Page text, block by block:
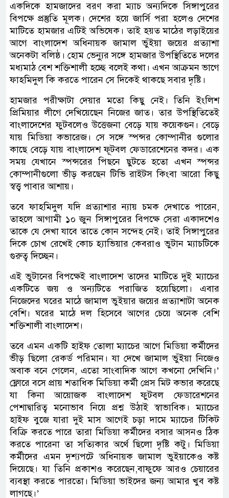
একদিকে হামজাদের বরণ করা ম্যাচ অন্যদিকে সিঙ্গাপুরের
বিপক্ষে প্রস্তুতি মূলক। দেশের হয়ে জার্সি পরা হলেও দেশের
মাটিতে হামজার এটিই অভিষেক। তাই হয়ত মাঠের লড়াইয়ের
আগে বাংলাদেশ অধিনায়ক জামাল ভুঁইয়া জয়ের প্রত্যাশা
অনেকটা বলিষ্ঠ। হোম ভেন্যুর সঙ্গে হামজার উপস্থিতিতে দলের
মধ্যমাঠ বেশ শক্তিশালী হচ্ছে বলেই কথা। এখন আক্রমন ভাগে
ফাহমিদুল কি করতে পারেন সে দিকেই থাকছে সবার ‍দৃষ্টি।
হামজার পরীক্ষাটা দেয়ার মতো কিছু নেই। তিনি ইংলিশ
প্রিমিয়ার লীগে দেখিয়েছেন নিজের জাত। তার উপস্থিতিতেই
বাংলাদেশের ফুটবলেও উত্তেজনা বেড়ে যায় কয়েকগুন। বেড়ে
যায় মিডিয়া কভারেজ। সে সঙ্গে স্পন্সর কোম্পানীর গুলোর
কাছে বেড়ে যায় বাংলাদেশ ফূটবল ফেডারেশেনের কদর। এক
সময় যেখানে স্পন্সরের পিছনে ছুটতে হতো এখন স্পন্সর
কোম্পানীগুলো ভীড় করছেন টিভি রাইটস কিংবা আরো কিছু
স্বত্ত্ব পাবার আশায়।
তবে ফাহমিদুল যদি প্রত্যাশার ন্যায় চমক দেখাতে পারেন,
তাহলে আগামী ১০ জুন সিঙ্গাপুরের বিপক্ষে সেরা একাদশেও
তাকে যে দেখা যাবে তাতে কোন সন্দেহ নেই। তাই সিঙ্গাপুরের
দিকে চোখ রেখেই কোচ হ্যাভিয়ার কেবরাও ভুটান ম্যাচটিকে
গুরুত্ব দিচ্ছেন।
এই ভুটানের বিপক্ষেই বাংলাদেশ তাদের মাটিতে দুই ম্যাচের
একটিতে জয় ও অন্যটিতে পরাজিত হয়েছিলো। এবার
নিজেদের ঘরের মাঠে জামাল ভুইয়ার জয়ের প্রত্যাশাটা অনেক
বেশি। ঘরের মাঠে দল হিসেবে আগের চেয়ে অনেক বেশি
শক্তিশালী বাংলাদেশ।
তবে এমন একটি হাইফ তোলা ম্যাচের আগে মিডিয়া কর্মীদের
ভীড় ছিলো রেকর্ড পরিমান। যা দেখে জামাল ভুঁইয়া নিজেও
অবাক বনে গেলেন, এতো সাংবাদিক আগে কখনো দেখিনি।’
ফ্লোরে বসে প্রায় শতাধিক মিডিয়া কর্মী প্রেস মিট কভার করেছে
যা কিনা আয়োজক বাংলাদেশ ফুটবল ফেডারেশনের
পেশাদ্বারিত্ব মনোভাব নিয়ে প্রশ্ন উঠাই স্বাভাবিক। ম্যাচের
হাইফ বুজে যারা দুই মাস আগেই চড়া দামে ম্যাচের টিকিট
বিক্রি করতে পারে তারা মিডিয়া কর্মীদের বসার আসনও ঠিক
করতে পারেনা তা সত্যিকার অর্থে ছিলো দৃষ্টি কটু। মিডিয়া
কর্মীদের এমন দৃশ্যপটে অধিনায়ক জামাল ভুইয়াকেও কষ্ট
দিয়েছে। যা তিনি প্রকাশও করেছেন,বাফুফে আরও চেয়ারের
ব্যবস্থা করতে পারতো। মিডিয়া ভাইদের জন্য আমার খুব কষ্ট
লাগছে।’